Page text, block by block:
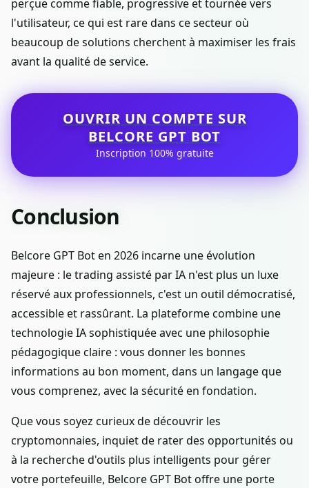
perçue comme fiable, progressive et tournée vers
l'utilisateur, ce qui est rare dans ce secteur où
beaucoup de solutions cherchent à maximiser les frais
avant la qualité de service.
OUVRIR UN COMPTE SUR
BELCORE GPT BOT
Inscription 100% gratuite
Conclusion
Belcore GPT Bot en 2026 incarne une évolution
majeure : le trading assisté par IA n'est plus un luxe
réservé aux professionnels, c'est un outil démocratisé,
accessible et rassûrant. La plateforme combine une
technologie IA sophistiquée avec une philosophie
pédagogique claire : vous donner les bonnes
informations au bon moment, dans un langage que
vous comprenez, avec la sécurité en fondation.
Que vous soyez curieux de découvrir les
cryptomonnaies, inquiet de rater des opportunités ou
à la recherche d'outils plus intelligents pour gérer
votre portefeuille, Belcore GPT Bot offre une porte